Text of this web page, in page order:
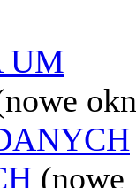
UM
(nowe